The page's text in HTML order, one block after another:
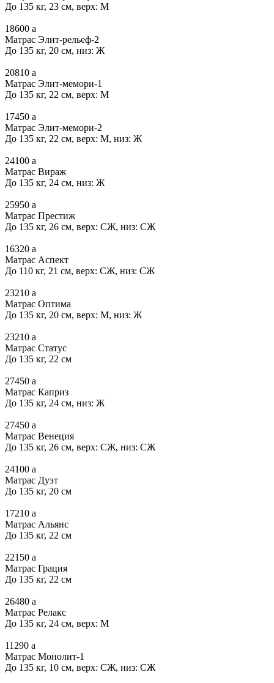
До 135 кг, 23 см, верх: М
18600 a
Матрас Элит-рельеф-2
До 135 кг, 20 см, низ: Ж
20810 a
Матрас Элит-мемори-1
До 135 кг, 22 см, верх: М
17450 a
Матрас Элит-мемори-2
До 135 кг, 22 см, верх: М, низ: Ж
24100 a
Матрас Вираж
До 135 кг, 24 см, низ: Ж
25950 a
Матрас Престиж
До 135 кг, 26 см, верх: СЖ, низ: СЖ
16320 a
Матрас Аспект
До 110 кг, 21 см, верх: СЖ, низ: СЖ
23210 a
Матрас Оптима
До 135 кг, 20 см, верх: М, низ: Ж
23210 a
Матрас Статус
До 135 кг, 22 см
27450 a
Матрас Каприз
До 135 кг, 24 см, низ: Ж
27450 a
Матрас Венеция
До 135 кг, 26 см, верх: СЖ, низ: СЖ
24100 a
Матрас Дуэт
До 135 кг, 20 см
17210 a
Матрас Альянс
До 135 кг, 22 см
22150 a
Матрас Грация
До 135 кг, 22 см
26480 a
Матрас Релакс
До 135 кг, 24 см, верх: М
11290 a
Матрас Монолит-1
До 135 кг, 10 см, верх: СЖ, низ: СЖ